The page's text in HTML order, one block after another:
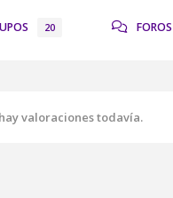
20 FOROS
valoraciones todavía.